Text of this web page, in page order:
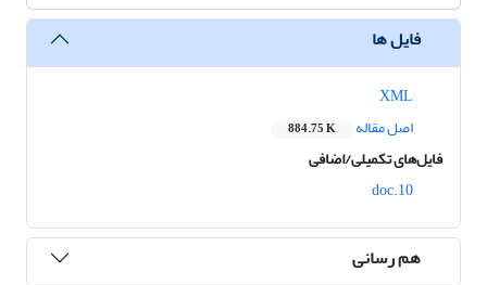
فایل ها
اصل مقاله
884.75 K
فایل‌های تکمیلی/اضافی
10.doc
هم رسانی